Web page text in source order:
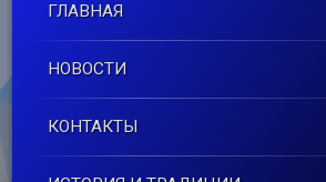
ГЛАВНАЯ
НОВОСТИ
КОНТАКТЫ